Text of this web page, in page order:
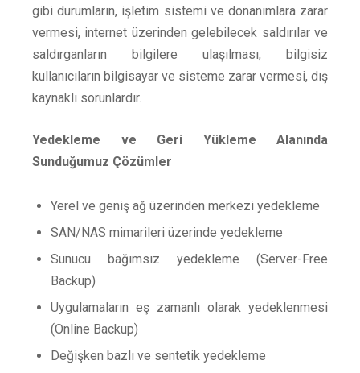
gibi durumların, işletim sistemi ve donanımlara zarar
vermesi, internet üzerinden gelebilecek saldırılar ve
saldırganların bilgilere ulaşılması, bilgisiz
kullanıcıların bilgisayar ve sisteme zarar vermesi, dış
kaynaklı sorunlardır.
Yedekleme ve Geri Yükleme Alanında
Sunduğumuz Çözümler
Yerel ve geniş ağ üzerinden merkezi yedekleme
SAN/NAS mimarileri üzerinde yedekleme
Sunucu bağımsız yedekleme (Server-Free
Backup)
Uygulamaların eş zamanlı olarak yedeklenmesi
(Online Backup)
Değişken bazlı ve sentetik yedekleme